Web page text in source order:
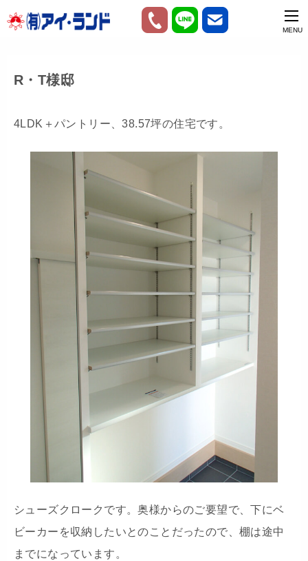
R・T様邸
4LDK＋パントリー、38.57坪の住宅です。
シューズクロークです。奥様からのご要望で、下にベ
ビーカーを収納したいとのことだったので、棚は途中
までになっています。